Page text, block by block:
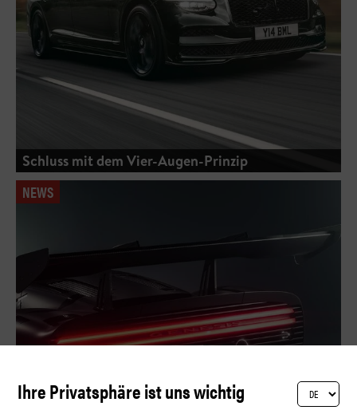
Schluss mit dem Vier-Augen-Prinzip
NEWS
Ihre Privatsphäre ist uns wichtig